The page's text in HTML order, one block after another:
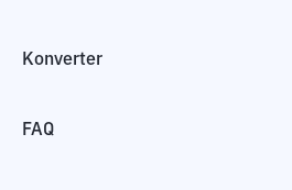
Konverter
FAQ